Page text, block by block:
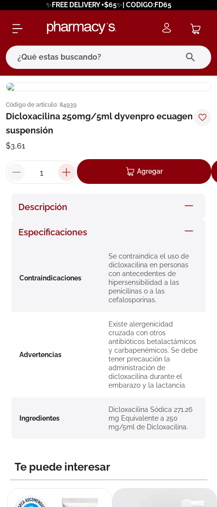
✨FREE DELIVERY +$65✨| CODIGO:FD65
¿Qué estas buscando?
Código de artículo: 84939
Dicloxacilina 250mg/5ml dyvenpro ecuagen
suspensión
$3,61
Agregar
Descripción
Especificaciones
Contraindicaciones
Se contraindica el uso de
dicloxacilina en personas
con antecedentes de
hipersensibilidad a las
penicilinas o a las
cefalosporinas.
Advertencias
Existe alergenicidad
cruzada con otros
antibióticos betalactámicos
y carbapenémicos. Se debe
tener precaución la
administración de
dicloxacilina durante el
embarazo y la lactancia.
Ingredientes
Dicloxacilina Sódica 271.26
mg Equivalente a 250
mg/5ml de Dicloxacilina.
Te puede interesar
términos más buscados
1. eucerin
cerave
7. isdin
roche posay